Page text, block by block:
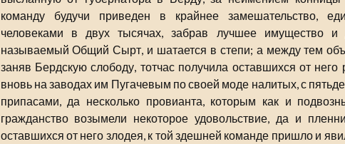
команду будучи приведен в крайнее замешательство,
человеками в двух тысячах, забрав лучшее имущество
называемый Общий Сырт, и шатается в степи; а между тем
заняв Бердскую слободу, тотчас получила оставшихся от него
вновь на заводах им Пугачевым по своей моде налитых, с
припасами, да несколько провианта, которым как и
гражданство возымели некоторое удовольствие, да и
оставшихся от него злодея, к той здешней команде пришло и